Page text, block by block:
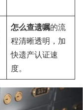
怎么查遗嘱的流
程清晰透明，加
快遗产认证速
度。